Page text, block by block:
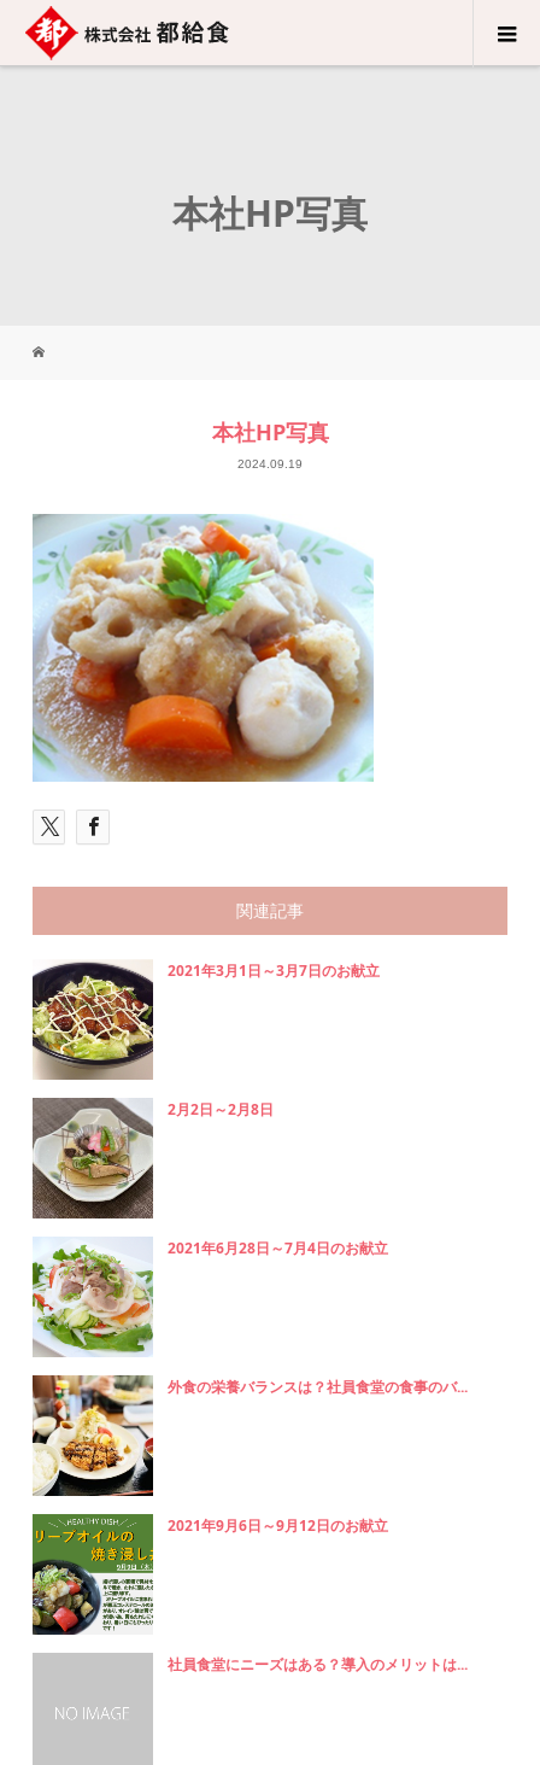
本社HP写真
本社HP写真
2024.09.19
関連記事
2021年3月1日～3月7日のお献立
2月2日～2月8日
2021年6月28日～7月4日のお献立
外食の栄養バランスは？社員食堂の食事のバ...
2021年9月6日～9月12日のお献立
社員食堂にニーズはある？導入のメリットは...